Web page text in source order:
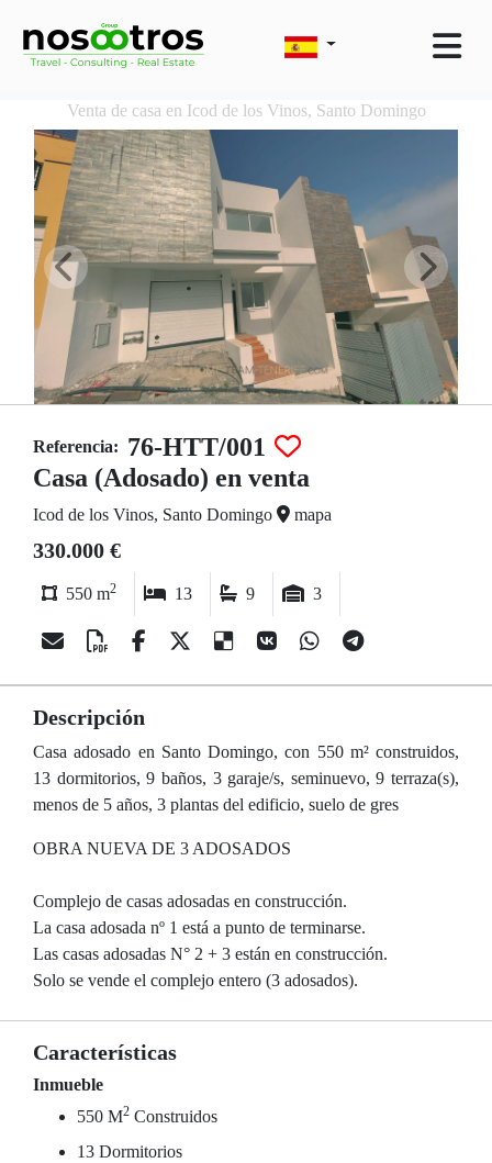
Venta de casa en Icod de los Vinos, Santo Domingo
Referencia: 76-HTT/001
Casa (Adosado) en venta
Icod de los Vinos, Santo Domingo mapa
330.000 €
550 m2 13 9 3
Descripción
Casa adosado en Santo Domingo, con 550 m² construidos,
13 dormitorios, 9 baños, 3 garaje/s, seminuevo, 9 terraza(s),
menos de 5 años, 3 plantas del edificio, suelo de gres
OBRA NUEVA DE 3 ADOSADOS
Complejo de casas adosadas en construcción.
La casa adosada nº 1 está a punto de terminarse.
Las casas adosadas N° 2 + 3 están en construcción.
Solo se vende el complejo entero (3 adosados).
Características
Inmueble
550 M2 Construidos
13 Dormitorios